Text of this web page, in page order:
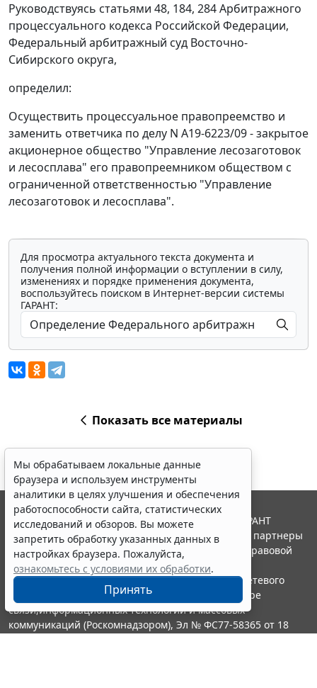
Руководствуясь статьями 48, 184, 284Арбитражного
процессуального кодекса Российской Федерации,
Федеральный арбитражный суд Восточно-
Сибирского округа,
определил:
Осуществить процессуальное правопреемство и
заменить ответчика по делу N А19-6223/09 - закрытое
акционерное общество "Управление лесозаготовок
и лесосплава" его правопреемником обществом с
ограниченной ответственностью "Управление
лесозаготовок и лесосплава".
Для просмотра актуального текста документа и
получения полной информации о вступлении в силу,
изменениях и порядке применения документа,
воспользуйтесь поиском в Интернет-версии системы
ГАРАНТ:
Показать все материалы
Мы обрабатываем локальные данные
браузера и используем инструменты
аналитики в целях улучшения и обеспечения
работоспособности сайта, статистических
исследований и обзоров. Вы можете
запретить обработку указанных данных в
настройках браузера. Пожалуйста,
ознакомьтесь с условиями их обработки.
Принять
© ООО "НПП "ГАРАНТ-СЕРВИС", 2026. Система ГАРАНТ
выпускается с 1990 года. Компания "Гарант" и ее партнеры
являются участниками Российской ассоциации правовой
информации ГАРАНТ.
Портал ГАРАНТ.РУ зарегистрирован в качестве сетевого
издания Федеральной службой по надзору в сфере
связи,информационных технологий и массовых
коммуникаций (Роскомнадзором), Эл № ФС77-58365 от 18